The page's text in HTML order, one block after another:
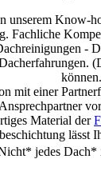
unserem Know-
Fachliche
-
können.
mit einer
Material der
lässt
jedes Dach*